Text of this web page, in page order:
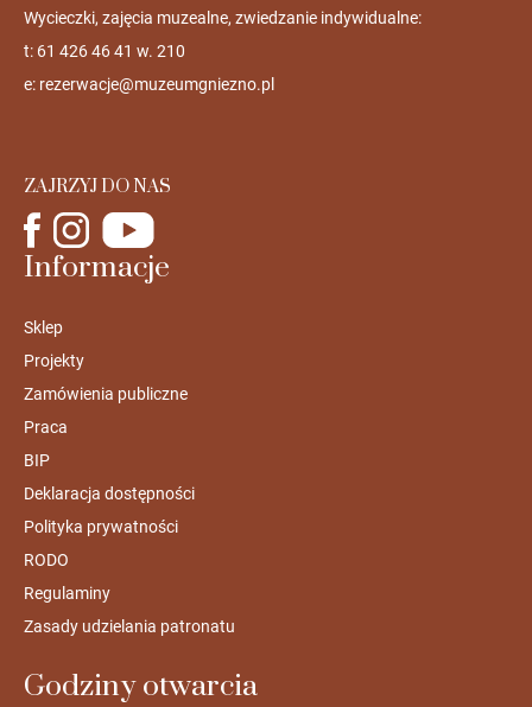
Wycieczki, zajęcia muzealne, zwiedzanie indywidualne:
t: 61 426 46 41 w. 210
e: rezerwacje@muzeumgniezno.pl
ZAJRZYJ DO NAS
Informacje
Sklep
Projekty
Zamówienia publiczne
Praca
BIP
Deklaracja dostępności
Polityka prywatności
RODO
Regulaminy
Zasady udzielania patronatu
Godziny otwarcia